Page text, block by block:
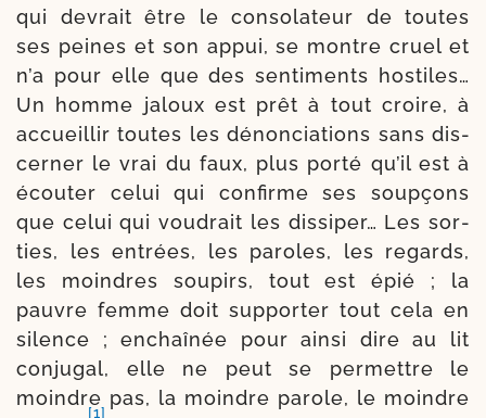
qui devrait être le conso­la­teur de toutes
ses peines et son appui, se montre cruel et
n’a pour elle que des senti­ments hos­tiles…
Un homme jaloux est prêt à tout croire, à
accueillir toutes les dénon­cia­tions sans dis­
cer­ner le vrai du faux, plus por­té qu’il est à
écou­ter celui qui confirme ses soup­çons
que celui qui vou­drait les dis­si­per… Les sor­
ties, les entrées, les paroles, les regards,
les moin­dres sou­pirs, tout est épié ; la
pauvre femme doit sup­por­ter tout cela en
silence ; enchaî­née pour ain­si dire au lit
conju­gal, elle ne peut se per­mettre le
moindre pas, la moindre parole, le moindre
[1]